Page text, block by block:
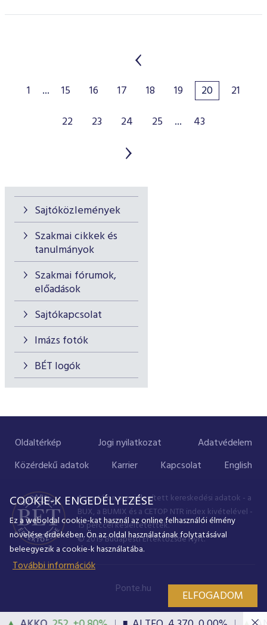
Sajtóközlemények
Szakmai cikkek és
tanulmányok
Szakmai fórumok,
előadások
Sajtókapcsolat
Imázs fotók
BÉT logók
1 ... 15 16 17 18 19 20
21
22
23 24 25 ... 43
Oldaltérkép Jogi nyilatkozat
Adatvédelem
Közérdekű adatok
Karrier Kapcsolat English
A portálon megjelenített kereskedési adatok - a
BUX, a BUMIX és a CETOP NTR index kivételével -
15 perccel késleltetettek.
© 2019 Budapesti Értéktőzsde Nyrt.
Ponte.hu
COOKIE-K ENGEDÉLYEZÉSE
Ez a weboldal cookie-kat használ az online felhasználói élmény
növelése érdekében. Ön az oldal használatának folytatásával
beleegyezik a cookie-k használatába.
További információk
ELFOGADOM